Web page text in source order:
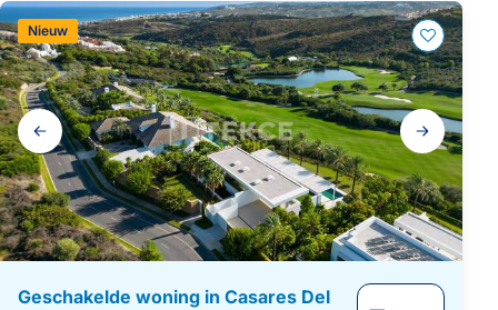
Galerij
navigatie
Geschakelde woning in Casares Del
Nieuw